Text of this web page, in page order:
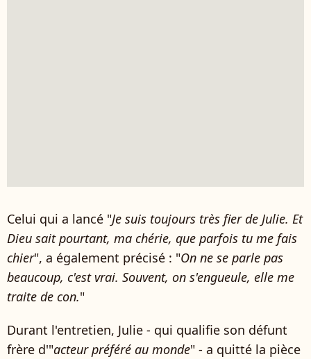
Celui qui a lancé "Je suis toujours très fier de Julie. Et
Dieu sait pourtant, ma chérie, que parfois tu me fais
chier", a également précisé : "On ne se parle pas
beaucoup, c'est vrai. Souvent, on s'engueule, elle me
traite de con."
Durant l'entretien, Julie - qui qualifie son défunt
frère d'"acteur préféré au monde" - a quitté la pièce